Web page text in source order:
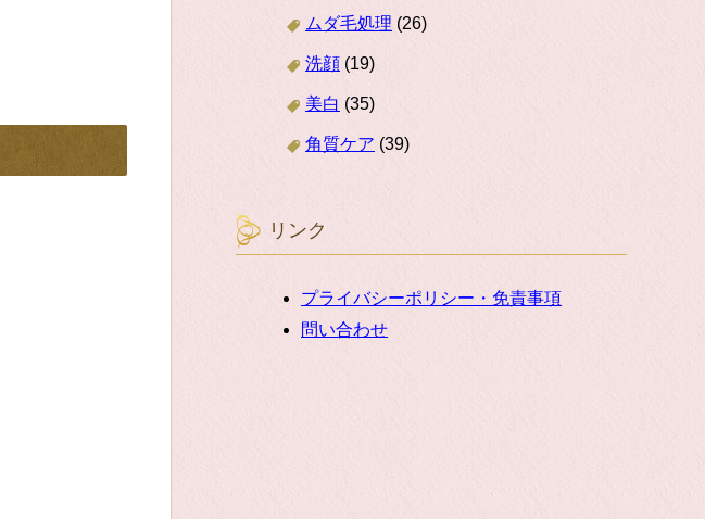
ムダ毛処理 (26)
洗顔 (19)
美白 (35)
角質ケア (39)
リンク
プライバシーポリシー・免責事項
問い合わせ